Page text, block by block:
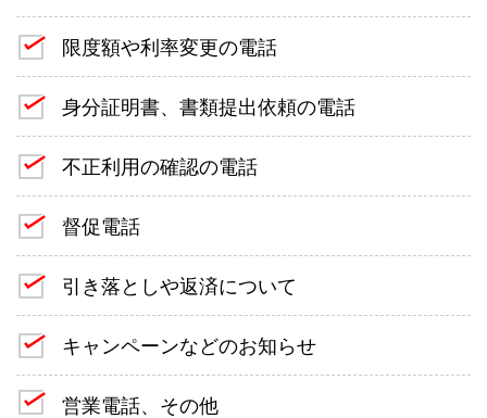
限度額や利率変更の電話
身分証明書、書類提出依頼の電話
不正利用の確認の電話
督促電話
引き落としや返済について
キャンペーンなどのお知らせ
営業電話、その他